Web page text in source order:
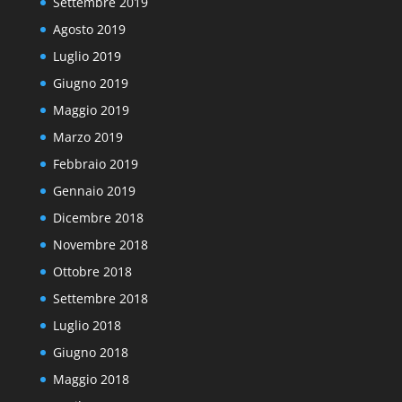
Agosto 2019
Luglio 2019
Giugno 2019
Maggio 2019
Marzo 2019
Febbraio 2019
Gennaio 2019
Dicembre 2018
Novembre 2018
Ottobre 2018
Settembre 2018
Luglio 2018
Giugno 2018
Maggio 2018